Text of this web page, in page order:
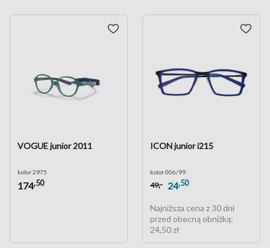
VOGUE junior 2011
kolor 2975
174,50
ICON junior i215
kolor 006/99
49,- 24,50
Najniższa cena z 30 dni
przed obecną obniżką:
24,50 zł